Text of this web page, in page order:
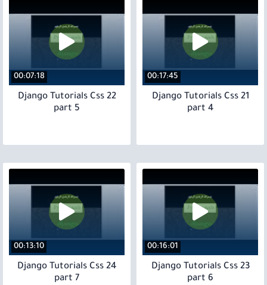
00:17:45
21 Django Tutorials Css
part 4
00:07:18
22 Django Tutorials Css
part 5
00:16:01
23 Django Tutorials Css
part 6
00:13:10
24 Django Tutorials Css
part 7